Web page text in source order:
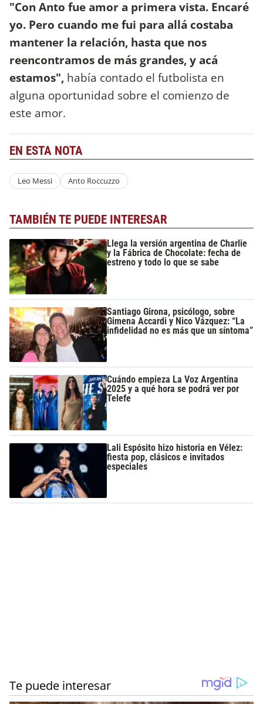
"Con Anto fue amor a primera vista. Encaré
yo. Pero cuando me fui para allá costaba
mantener la relación, hasta que nos
reencontramos de más grandes, y acá
estamos", había contado el futbolista en
alguna oportunidad sobre el comienzo de
este amor.
EN ESTA NOTA
Leo Messi Anto Roccuzzo
TAMBIÉN TE PUEDE INTERESAR
Llega la versión argentina de Charlie
y la Fábrica de Chocolate: fecha de
estreno y todo lo que se sabe
Santiago Girona, psicólogo, sobre
Gimena Accardi y Nico Vázquez: “La
infidelidad no es más que un síntoma”
Cuándo empieza La Voz Argentina
2025 y a qué hora se podrá ver por
Telefe
Lali Espósito hizo historia en Vélez:
fiesta pop, clásicos e invitados
especiales